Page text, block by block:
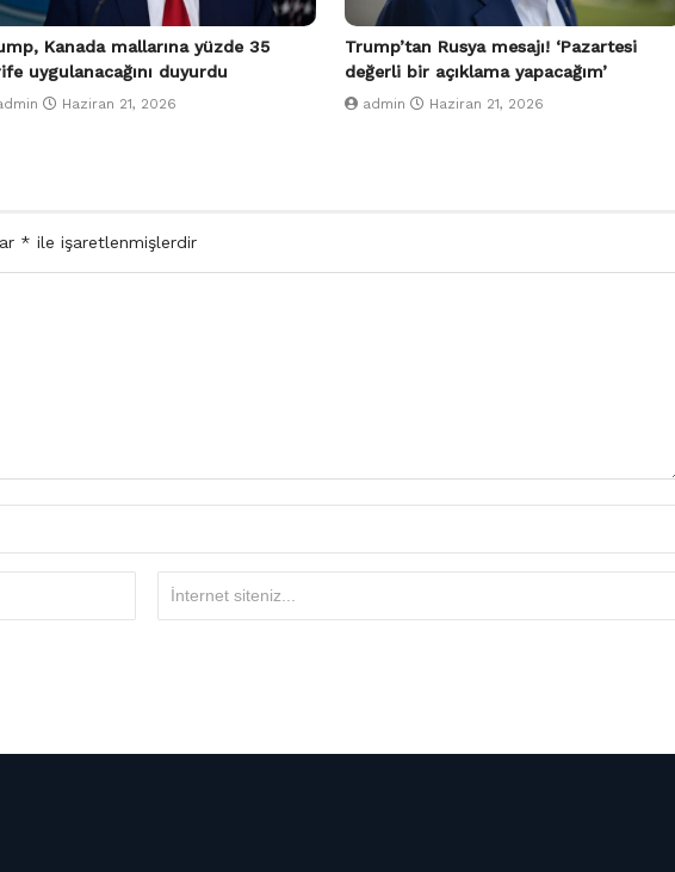
Kanada mallarına yüzde 35
uygulanacağını duyurdu
Haziran 21, 2026
Trump’tan Rusya mesajı! ‘Pazartesi
değerli bir açıklama yapacağım’
admin Haziran 21, 2026
* ile işaretlenmişlerdir